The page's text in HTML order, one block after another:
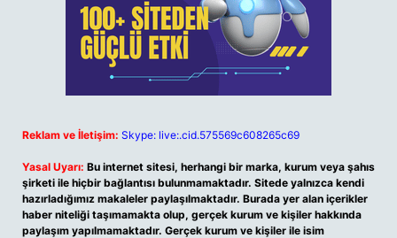
Reklam ve İletişim: Skype: live:.cid.575569c608265c69
Yasal Uyarı: Bu internet sitesi, herhangi bir marka, kurum veya şahıs
şirketi ile hiçbir bağlantısı bulunmamaktadır. Sitede yalnızca kendi
hazırladığımız makaleler paylaşılmaktadır. Burada yer alan içerikler
haber niteliği taşımamakta olup, gerçek kurum ve kişiler hakkında
paylaşım yapılmamaktadır. Gerçek kurum ve kişiler ile isim